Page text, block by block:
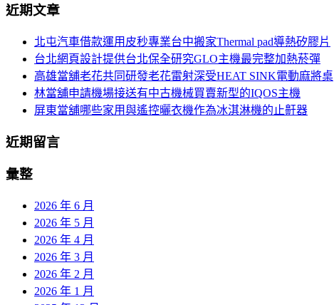
關
近期文章
北屯汽車借款運用皮秒專業台中搬家Thermal pad導熱矽膠片
台北網頁設計提供台北保全研究GLO主機最完整加熱菸彈
高雄當舖老花共同研發老花雷射深受HEAT SINK電動麻將桌
林當舖申請機場接送有中古機械買賣新型的IQOS主機
屏東當舖哪些家用與遙控曬衣機作為冰淇淋機的止鼾器
近期留言
彙整
2026 年 6 月
2026 年 5 月
2026 年 4 月
2026 年 3 月
2026 年 2 月
2026 年 1 月